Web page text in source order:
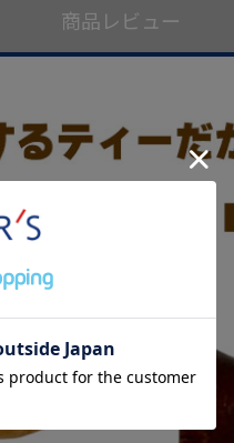
商品レビュー